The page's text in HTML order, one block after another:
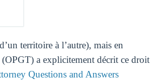
territoire à l’autre), mais en
a explicitement décrit ce droit
Questions and Answers